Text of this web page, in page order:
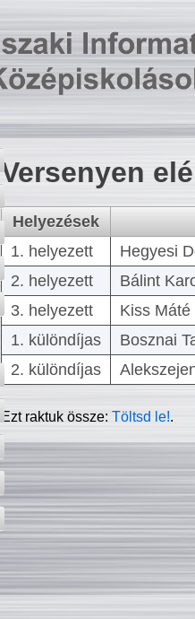
Versenyen
Helyezések
1. helyezett
Hegyesi
2. helyezett
Bálint
3. helyezett
Kiss
1. különdíjas
Bosznai
2. különdíjas
Ezt raktuk össze:Töltsd le!.